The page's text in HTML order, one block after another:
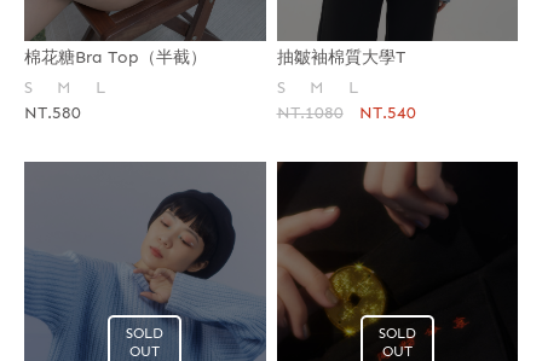
棉花糖Bra Top（半截）
S
M
L
NT.580
抽皺袖棉質大學T
S
M
L
NT.1080
NT.540
SOLD
OUT
SOLD
OUT